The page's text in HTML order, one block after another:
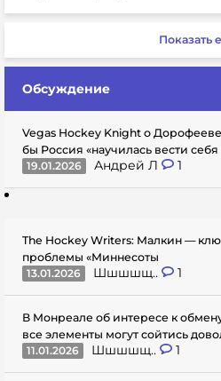
Показать
Обсуждение
Vegas Hockey Knight о
бы Россия «научилась вести
19.01.2026
Андрей Л 1
The Hockey Writers: Малкин —
проблемы «Миннесоты
13.01.2026
Шшшшщ.. 1
В Монреале об интересе к
все элементы могут сойтись
11.01.2026
Шшшшщ.. 1